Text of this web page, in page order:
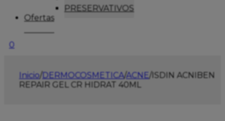
PRESERVATIVOS
Ofertas
0
Inicio/DERMOCOSMETICA/ACNE/ISDIN ACNIBEN
REPAIR GEL CR HIDRAT 40ML